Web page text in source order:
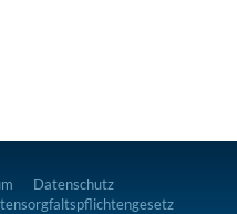
Datenschutz